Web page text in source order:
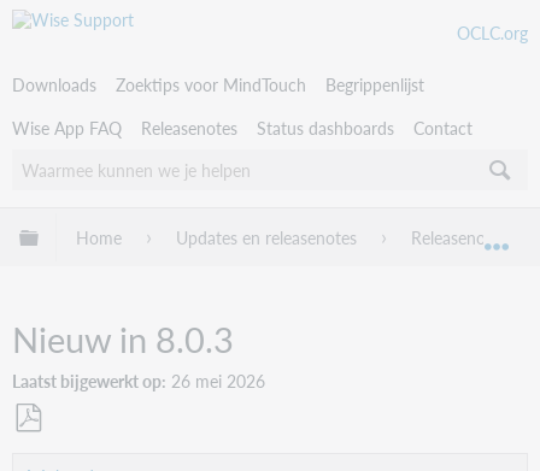
OCLC.org
Downloads Zoektips voor MindTouch
Begrippenlijst
Wise App FAQ
Releasenotes Status dashboards Contact
Uitklappen/inklappen van globale hiërarchie
Home Updates en releasenotes Releasenotes
Nieuw in 8.0.3
Laatst bijgewerkt op 26 mei 2026